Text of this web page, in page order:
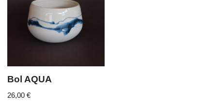
Bol AQUA
26,00 €